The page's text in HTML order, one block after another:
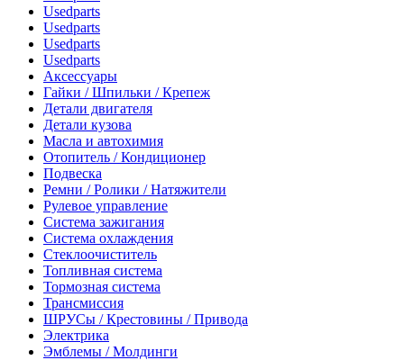
Usedparts
Usedparts
Usedparts
Usedparts
Аксессуары
Гайки / Шпильки / Крепеж
Детали двигателя
Детали кузова
Масла и автохимия
Отопитель / Кондиционер
Подвеска
Ремни / Ролики / Натяжители
Рулевое управление
Система зажигания
Система охлаждения
Стеклоочиститель
Топливная система
Тормозная система
Трансмиссия
ШРУСы / Крестовины / Привода
Электрика
Эмблемы / Молдинги